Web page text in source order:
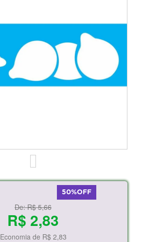
50%OFF
De:R$ 5,66
R$ 2,83
Economia de R$ 2,83